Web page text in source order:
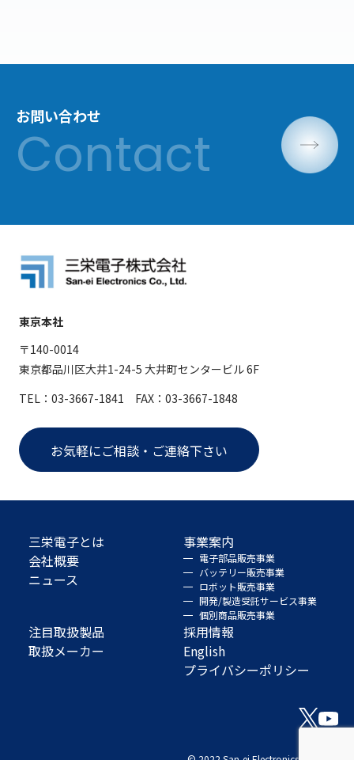
お問い合わせ
東京本社
〒140-0014
東京都品川区大井1-24-5 大井町センタービル 6F
TEL：03-3667-1841 FAX：03-3667-1848
お気軽にご相談・ご連絡下さい
三栄電子とは
会社概要
ニュース
事業案内
電子部品販売事業
バッテリー販売事業
ロボット販売事業
開発/製造受託サービス事業
個別商品販売事業
注目取扱製品
取扱メーカー
採用情報
English
プライバシーポリシー